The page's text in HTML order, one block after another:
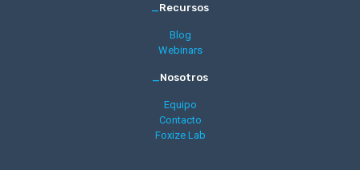
Recursos
Blog
Webinars
Nosotros
Equipo
Contacto
Foxize Lab